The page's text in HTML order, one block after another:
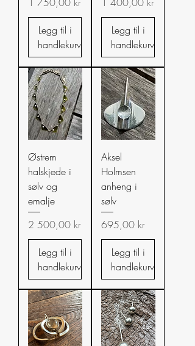
Legg til i
handlekurv
Legg til i
handlekurv
Østrem
halskjede i
sølv og
emalje
Pris
2 500,00 kr
Legg til i
handlekurv
Aksel
Holmsen
anheng i
sølv
Pris
695,00 kr
Legg til i
handlekurv